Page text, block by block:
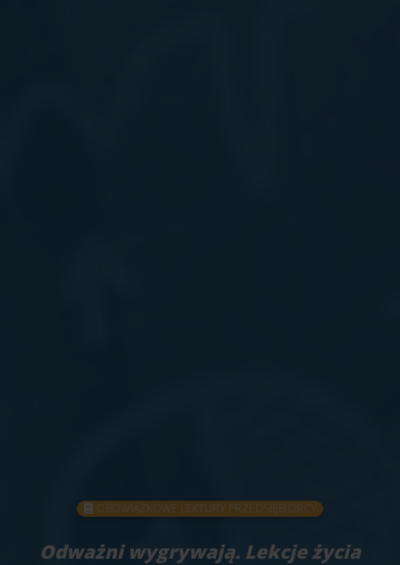
OBOWIĄZKOWE LEKTURY PRZEDSIĘBIORCY
Odważni wygrywają. Lekcje życia